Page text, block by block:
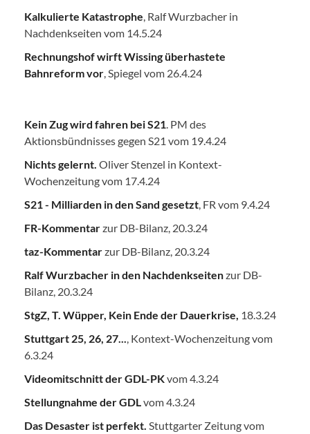
Kalkulierte Katastrophe, Ralf Wurzbacher in
Nachdenkseiten vom 14.5.24
Rechnungshof wirft Wissing überhastete
Bahnreform vor, Spiegel vom 26.4.24
Kein Zug wird fahren bei S21. PM des
Aktionsbündnisses gegen S21 vom 19.4.24
Nichts gelernt. Oliver Stenzel in Kontext-
Wochenzeitung vom 17.4.24
S21 - Milliarden in den Sand gesetzt, FR vom 9.4.24
FR-Kommentarzur DB-Bilanz, 20.3.24
taz-Kommentarzur DB-Bilanz, 20.3.24
Ralf Wurzbacher in den Nachdenkseitenzur DB-
Bilanz, 20.3.24
StgZ, T. Wüpper, Kein Ende der Dauerkrise, 18.3.24
Stuttgart 25, 26, 27..., Kontext-Wochenzeitung vom
6.3.24
Videomitschnitt der GDL-PKvom 4.3.24
Stellungnahme der GDLvom 4.3.24
Das Desaster ist perfekt. Stuttgarter Zeitung vom